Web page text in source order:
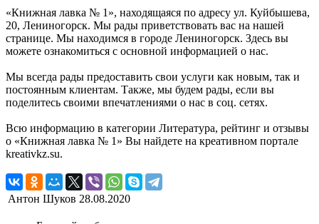
«Книжная лавка № 1», находящаяся по адресу ул. Куйбышева,
20, Лениногорск. Мы рады приветствовать вас на нашей
странице. Мы находимся в городе Лениногорск. Здесь вы
можете ознакомиться с основной информацией о нас.
Мы всегда рады предоставить свои услуги как новым, так и
постоянным клиентам. Также, мы будем рады, если вы
поделитесь своими впечатлениями о нас в соц. сетях.
Всю информацию в категории Литература, рейтинг и отзывы
о «Книжная лавка № 1» Вы найдете на креативном портале
kreativkz.su.
Антон Шуков 28.08.2020